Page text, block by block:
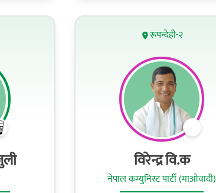
रूपन्देही-२
विरेन्द्र वि.क
नेपाल कम्युनिस्ट पार्टी (माओवादी)